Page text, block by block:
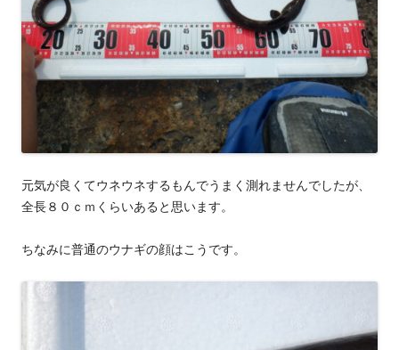
元気が良くてウネウネするもんでうまく測れませんでしたが、
全長８０ｃｍくらいあると思います。
ちなみに普通のウナギの顔はこうです。